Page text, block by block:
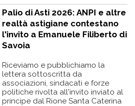
Palio di Asti 2026: ANPI e altre
realtà astigiane contestano
l'invito a Emanuele Filiberto di
Savoia
Riceviamo e pubblichiamo la
lettera sottoscritta da
associazioni, sindacati e forze
politiche rivolta all'invito inviato al
principe dal Rione Santa Caterina